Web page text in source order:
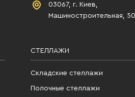
03067, г. Киев,
Машиностроительная,
СТЕЛЛАЖИ
Складские стеллажи
Полочные стеллажи